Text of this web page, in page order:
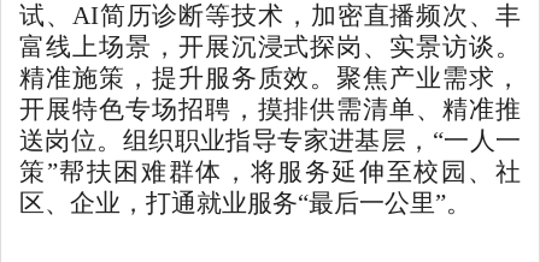
试、AI简历诊断等技术，加密直播频次、丰
富线上场景，开展沉浸式探岗、实景访谈。
精准施策，提升服务质效。聚焦产业需求，
开展特色专场招聘，摸排供需清单、精准推
送岗位。组织职业指导专家进基层，“一人一
策”帮扶困难群体，将服务延伸至校园、社
区、企业，打通就业服务“最后一公里”。